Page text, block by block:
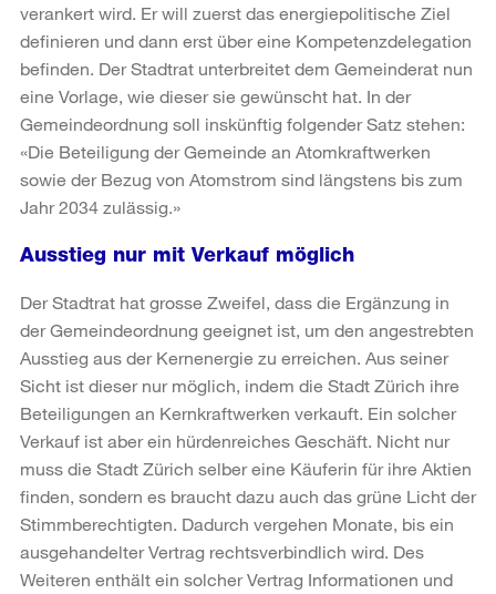
verankert wird. Er will zuerst das energiepolitische Ziel
definieren und dann erst über eine Kompetenzdelegation
befinden. Der Stadtrat unterbreitet dem Gemeinderat nun
eine Vorlage, wie dieser sie gewünscht hat. In der
Gemeindeordnung soll inskünftig folgender Satz stehen:
«Die Beteiligung der Gemeinde an Atomkraftwerken
sowie der Bezug von Atomstrom sind längstens bis zum
Jahr 2034 zulässig.»
Ausstieg nur mit Verkauf möglich
Der Stadtrat hat grosse Zweifel, dass die Ergänzung in
der Gemeindeordnung geeignet ist, um den angestrebten
Ausstieg aus der Kernenergie zu erreichen. Aus seiner
Sicht ist dieser nur möglich, indem die Stadt Zürich ihre
Beteiligungen an Kernkraftwerken verkauft. Ein solcher
Verkauf ist aber ein hürdenreiches Geschäft. Nicht nur
muss die Stadt Zürich selber eine Käuferin für ihre Aktien
finden, sondern es braucht dazu auch das grüne Licht der
Stimmberechtigten. Dadurch vergehen Monate, bis ein
ausgehandelter Vertrag rechtsverbindlich wird. Des
Weiteren enthält ein solcher Vertrag Informationen und